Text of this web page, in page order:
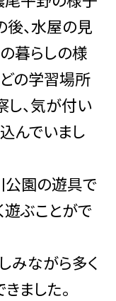
後、水屋の見
暮らしの様
の学習場所
、気が付い
んでいまし
公園の遊具で
ぶことがで
みながら多く
ました。